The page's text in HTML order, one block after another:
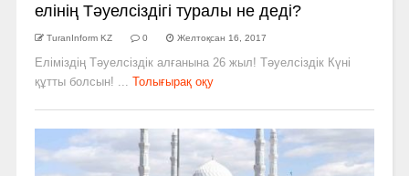
елінің Тәуелсіздігі туралы не деді?
TuranInform KZ 0 Желтоқсан 16, 2017
Еліміздің Тәуелсіздік алғанына 26 жыл! Тәуелсіздік Күні
құтты болсын! ...
Толығырақ оқу